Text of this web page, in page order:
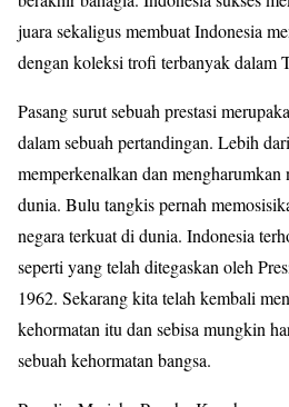
juara sekaligus membuat Indonesia
dengan koleksi trofi terbanyak dalam
Pasang surut sebuah prestasi
dalam sebuah pertandingan. Lebih
memperkenalkan dan mengharumkan
dunia. Bulu tangkis pernah
negara terkuat di dunia. Indonesia
seperti yang telah ditegaskan oleh
1962. Sekarang kita telah kembali
kehormatan itu dan sebisa mungkin
sebuah kehormatan bangsa.